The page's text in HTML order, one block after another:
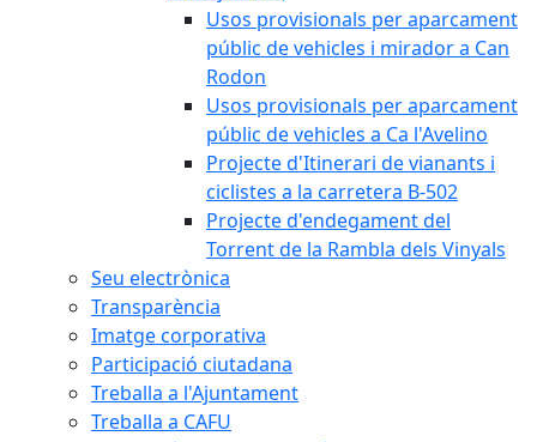
Usos provisionals per aparcament
públic de vehicles i mirador a Can
Rodon
Usos provisionals per aparcament
públic de vehicles a Ca l'Avelino
Projecte d'Itinerari de vianants i
ciclistes a la carretera B-502
Projecte d'endegament del
Torrent de la Rambla dels Vinyals
Seu electrònica
Transparència
Imatge corporativa
Participació ciutadana
Treballa a l'Ajuntament
Treballa a CAFU